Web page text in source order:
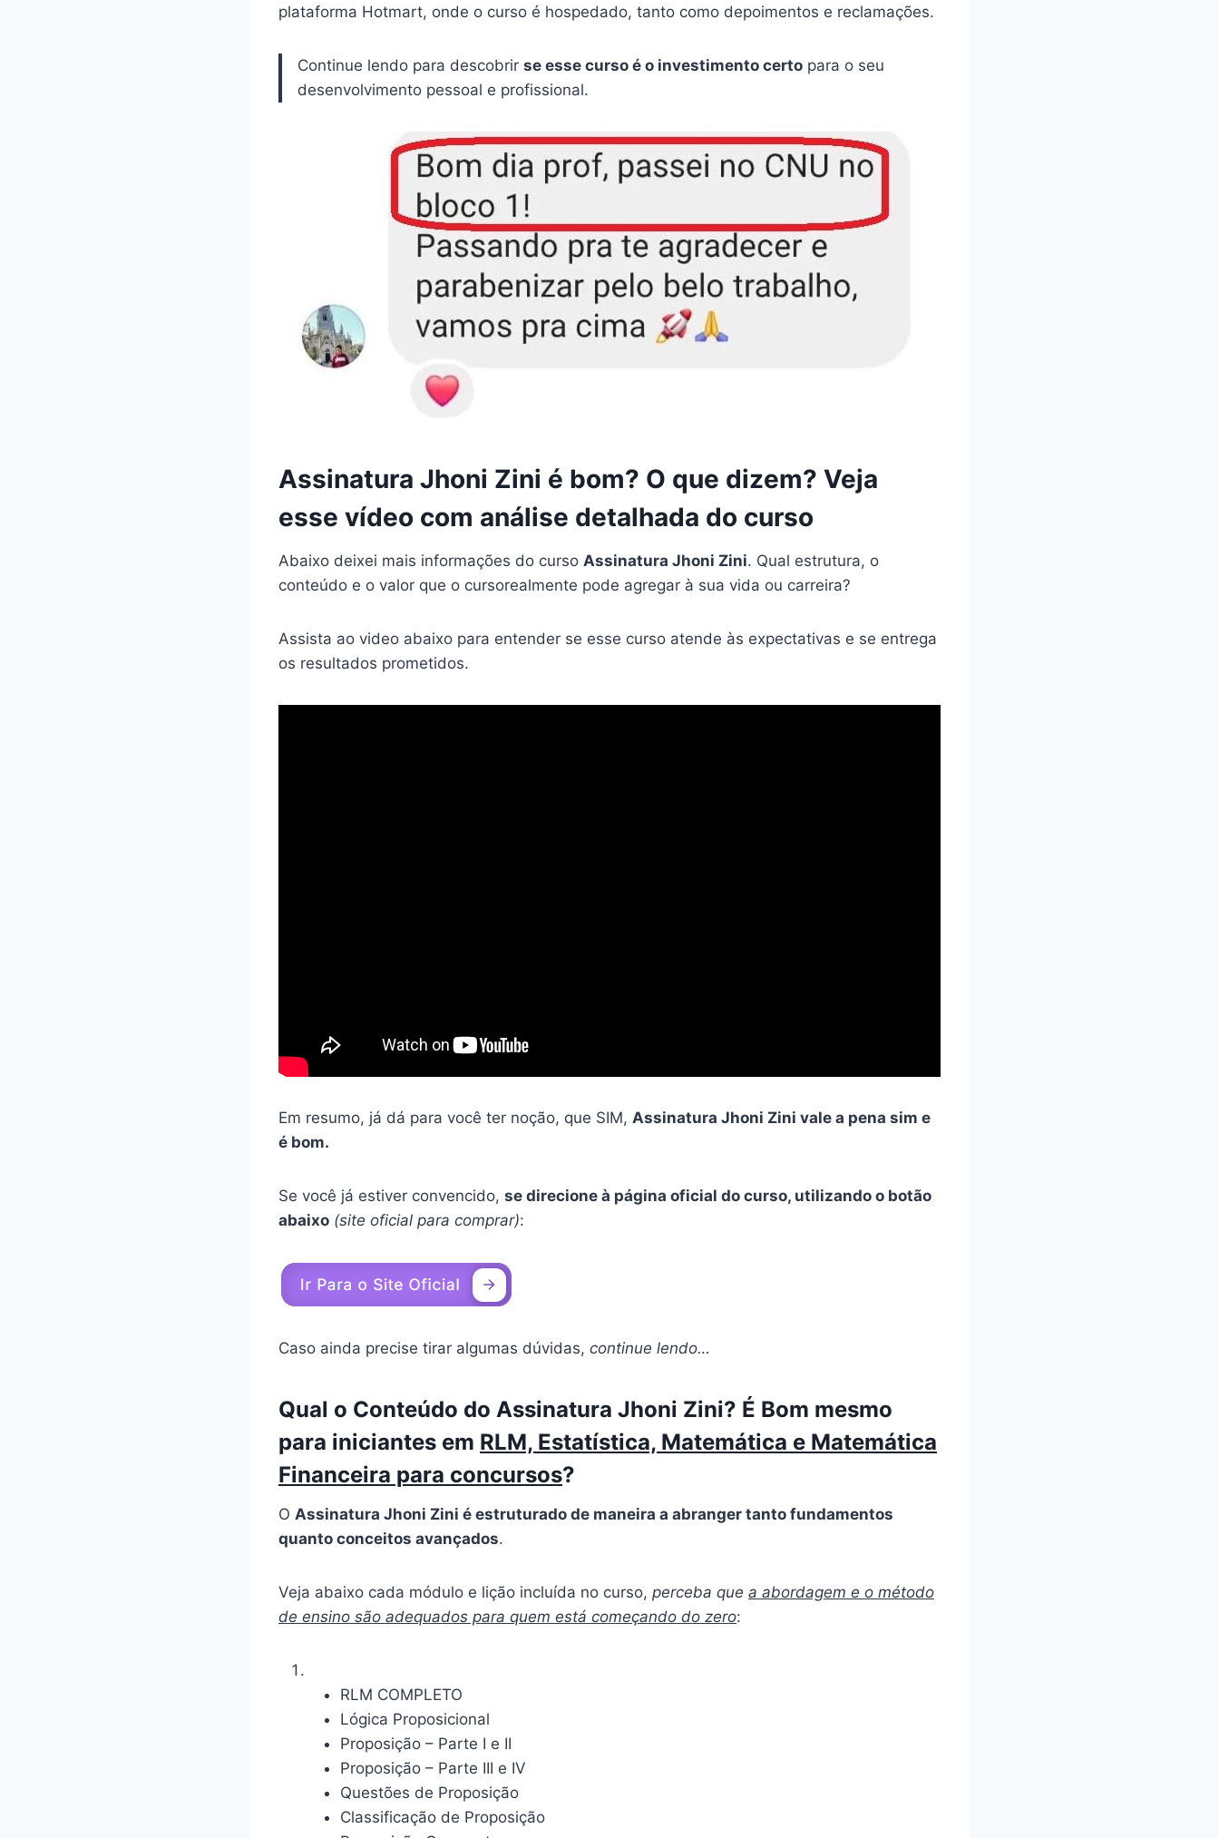
plataforma Hotmart, onde o curso é hospedado, tanto como depoimentos e reclamações.
Continue lendo para descobrir se esse curso é o investimento certo para o seu
desenvolvimento pessoal e profissional.
Assinatura Jhoni Zini é bom? O que dizem? Veja
esse vídeo com análise detalhada do curso
Abaixo deixei mais informações do curso Assinatura Jhoni Zini. Qual estrutura, o
conteúdo e o valor que o cursorealmente pode agregar à sua vida ou carreira?
Assista ao video abaixo para entender se esse curso atende às expectativas e se entrega
os resultados prometidos.
Em resumo, já dá para você ter noção, que SIM, Assinatura Jhoni Zini vale a pena sim e
é bom.
Se você já estiver convencido, se direcione à página oficial do curso, utilizando o botão
abaixo (site oficial para comprar):
Caso ainda precise tirar algumas dúvidas, continue lendo…
Qual o Conteúdo do Assinatura Jhoni Zini? É Bom mesmo
para iniciantes em RLM, Estatística, Matemática e Matemática
Financeira para concursos?
O Assinatura Jhoni Zini é estruturado de maneira a abranger tanto fundamentos
quanto conceitos avançados.
Veja abaixo cada módulo e lição incluída no curso, perceba que a abordagem e o método
de ensino são adequados para quem está começando do zero:
RLM COMPLETO
Lógica Proposicional
Proposição – Parte I e II
Proposição – Parte III e IV
Questões de Proposição
Classificação de Proposição